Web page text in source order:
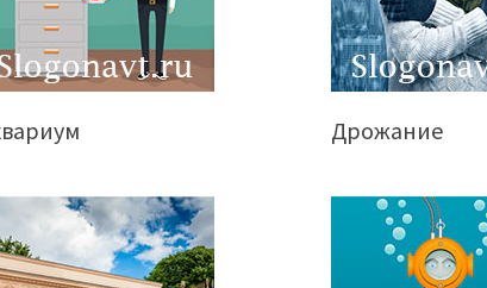
Дрожание